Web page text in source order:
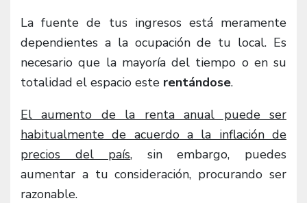
La fuente de tus ingresos está meramente
dependientes a la ocupación de tu local. Es
necesario que la mayoría del tiempo o en su
totalidad el espacio este rentándose.
El aumento de la renta anual puede ser
habitualmente de acuerdo a la inflación de
precios del país, sin embargo, puedes
aumentar a tu consideración, procurando ser
razonable.